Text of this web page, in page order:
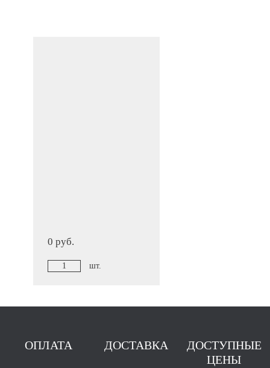
0 руб.
шт.
ОПЛАТА ДОСТАВКА
ДОСТУПНЫЕ
ЦЕНЫ